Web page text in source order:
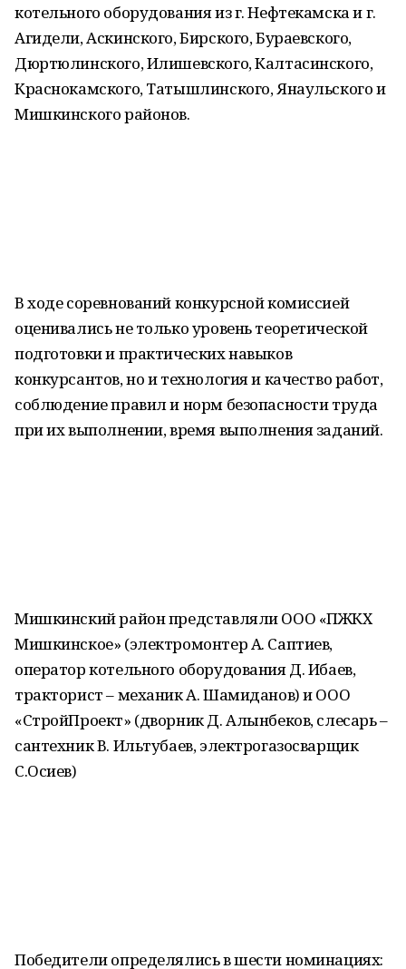
котельного оборудования из г. Нефтекамска и г.
Агидели, Аскинского, Бирского, Бураевского,
Дюртюлинского, Илишевского, Калтасинского,
Краснокамского, Татышлинского, Янаульского и
Мишкинского районов.
В ходе соревнований конкурсной комиссией
оценивались не только уровень теоретической
подготовки и практических навыков
конкурсантов, но и технология и качество работ,
соблюдение правил и норм безопасности труда
при их выполнении, время выполнения заданий.
Мишкинский район представляли ООО «ПЖКХ
Мишкинское» (электромонтер А. Саптиев,
оператор котельного оборудования Д. Ибаев,
тракторист – механик А. Шамиданов) и ООО
«СтройПроект» (дворник Д. Алынбеков, слесарь –
сантехник В. Ильтубаев, электрогазосварщик
С.Осиев)
Победители определялись в шести номинациях: